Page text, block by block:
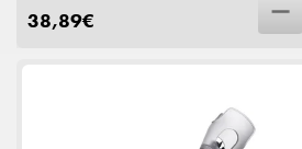
38,89€
5ml
ar